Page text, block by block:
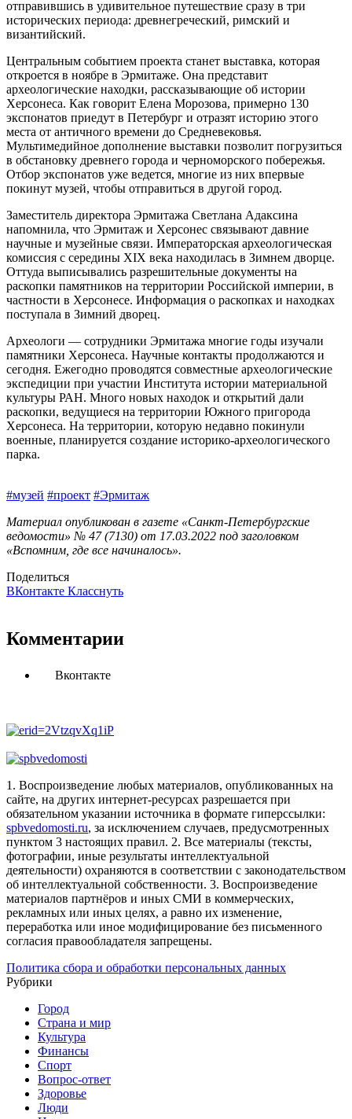
отправившись в удивительное путешествие сразу в три
исторических периода: древнегреческий, римский и
византийский.
Центральным событием проекта станет выставка, которая
откроется в ноябре в Эрмитаже. Она представит
археологические находки, рассказывающие об истории
Херсонеса. Как говорит Елена Морозова, примерно 130
экспонатов приедут в Петербург и отразят историю этого
места от античного времени до Средневековья.
Мультимедийное дополнение выставки позволит погрузиться
в обстановку древнего города и черноморского побережья.
Отбор экспонатов уже ведется, многие из них впервые
покинут музей, чтобы отправиться в другой город.
Заместитель директора Эрмитажа Светлана Адаксина
напомнила, что Эрмитаж и Херсонес связывают давние
научные и музейные связи. Императорская археологическая
комиссия с середины XIX века находилась в Зимнем дворце.
Оттуда выписывались разрешительные документы на
раскопки памятников на территории Российской империи, в
частности в Херсонесе. Информация о раскопках и находках
поступала в Зимний дворец.
Археологи — сотрудники Эрмитажа многие годы изучали
памятники Херсонеса. Научные контакты продолжаются и
сегодня. Ежегодно проводятся совместные археологические
экспедиции при участии Института истории материальной
культуры РАН. Много новых находок и открытий дали
раскопки, ведущиеся на территории Южного пригорода
Херсонеса. На территории, которую недавно покинули
военные, планируется создание историко-археологического
парка.
#музей #проект #Эрмитаж
Материал опубликован в газете «Санкт-Петербургские
ведомости» № 47 (7130) от 17.03.2022 под заголовком
«Вспомним, где все начиналось».
Поделиться
ВКонтакте Класснуть
Комментарии
Вконтакте
1. Воспроизведение любых материалов, опубликованных на
сайте, на других интернет-ресурсах разрешается при
обязательном указании источника в формате гиперссылки:
spbvedomosti.ru, за исключением случаев, предусмотренных
пунктом 3 настоящих правил. 2. Все материалы (тексты,
фотографии, иные результаты интеллектуальной
деятельности) охраняются в соответствии с законодательством
об интеллектуальной собственности. 3. Воспроизведение
материалов партнёров и иных СМИ в коммерческих,
рекламных или иных целях, а равно их изменение,
переработка или иное модифицирование без письменного
согласия правообладателя запрещены.
Политика сбора и обработки персональных данных
Рубрики
Город
Страна и мир
Культура
Финансы
Спорт
Вопрос-ответ
Здоровье
Люди